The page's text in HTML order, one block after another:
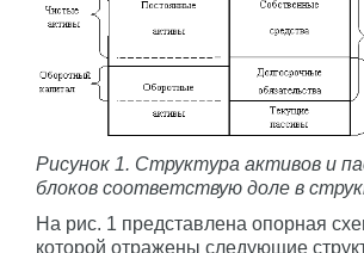
Рисунок 1. Структура активов и
блоков соответствую доле в
На рис. 1 представлена опорная
которой отражены следующие